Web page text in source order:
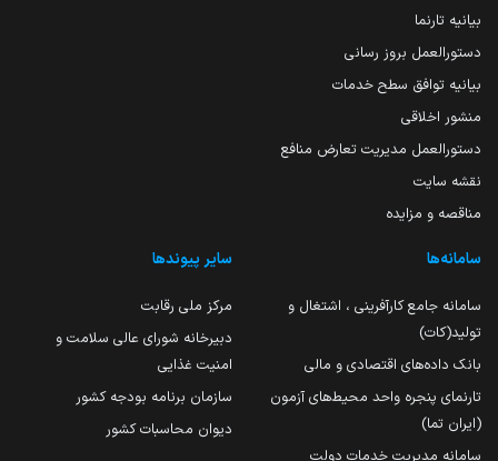
بیانیه تارنما
دستورالعمل بروز رسانی
بیانیه توافق سطح خدمات
منشور اخلاقی
دستورالعمل مدیریت تعارض منافع
نقشه سایت
مناقصه و مزایده
سامانه‌ها
سامانه جامع کارآفرینی ، اشتغال و
تولید(کات)
بانک داده‌های اقتصادی و مالی
تارنمای پنجره واحد محیط‌های آزمون
(ایران تما)
سامانه مدیریت خدمات دولت
سایر پیوندها
مرکز ملی رقابت
دبیرخانه شورای عالی سلامت و
امنیت غذایی
سازمان برنامه بودجه کشور
دیوان محاسبات کشور